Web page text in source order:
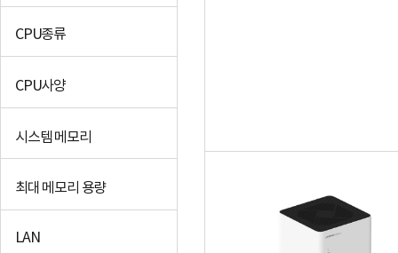
CPU종류
CPU사양
시스템 메모리
최대 메모리 용량
LAN